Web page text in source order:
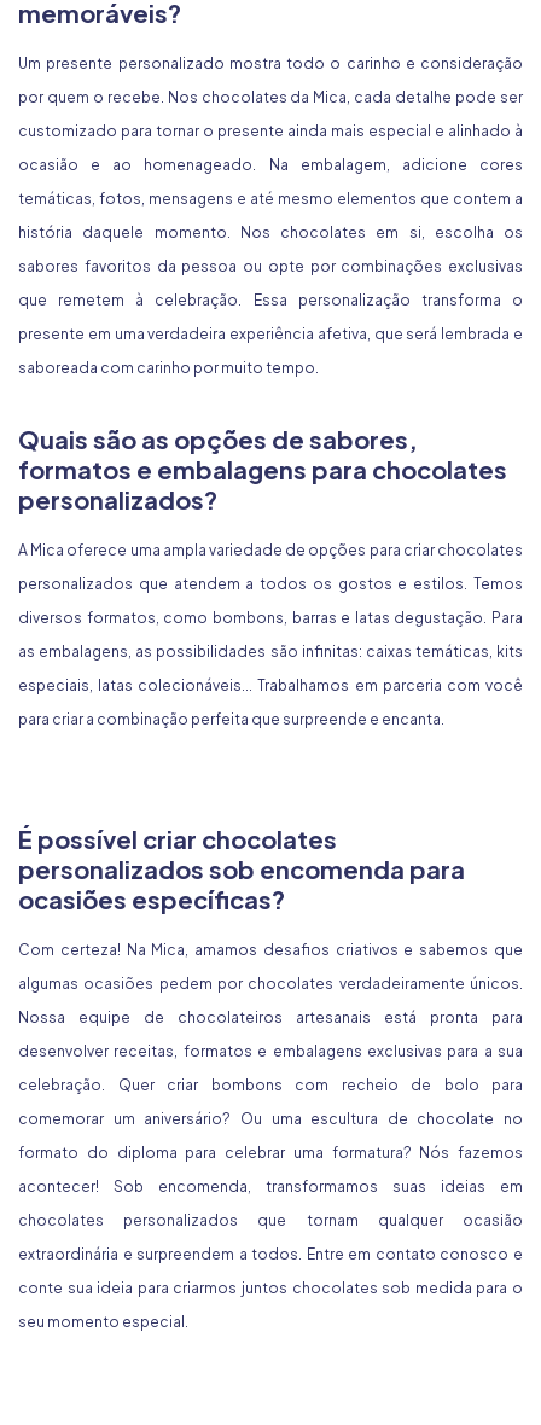
memoráveis?
Um presente personalizado mostra todo o carinho e consideração
por quem o recebe. Nos chocolates da Mica, cada detalhe pode ser
customizado para tornar o presente ainda mais especial e alinhado à
ocasião e ao homenageado. Na embalagem, adicione cores
temáticas, fotos, mensagens e até mesmo elementos que contem a
história daquele momento. Nos chocolates em si, escolha os
sabores favoritos da pessoa ou opte por combinações exclusivas
que remetem à celebração. Essa personalização transforma o
presente em uma verdadeira experiência afetiva, que será lembrada e
saboreada com carinho por muito tempo.
Quais são as opções de sabores,
formatos e embalagens para chocolates
personalizados?
A Mica oferece uma ampla variedade de opções para criar chocolates
personalizados que atendem a todos os gostos e estilos. Temos
diversos formatos, como bombons, barras e latas degustação. Para
as embalagens, as possibilidades são infinitas: caixas temáticas, kits
especiais, latas colecionáveis... Trabalhamos em parceria com você
para criar a combinação perfeita que surpreende e encanta.
É possível criar chocolates
personalizados sob encomenda para
ocasiões específicas?
Com certeza! Na Mica, amamos desafios criativos e sabemos que
algumas ocasiões pedem por chocolates verdadeiramente únicos.
Nossa equipe de chocolateiros artesanais está pronta para
desenvolver receitas, formatos e embalagens exclusivas para a sua
celebração. Quer criar bombons com recheio de bolo para
comemorar um aniversário? Ou uma escultura de chocolate no
formato do diploma para celebrar uma formatura? Nós fazemos
acontecer! Sob encomenda, transformamos suas ideias em
chocolates personalizados que tornam qualquer ocasião
extraordinária e surpreendem a todos. Entre em contato conosco e
conte sua ideia para criarmos juntos chocolates sob medida para o
seu momento especial.